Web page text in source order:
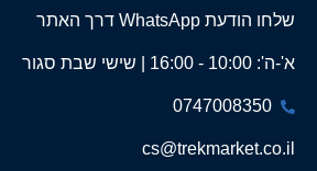
שלחו הודעת WhatsApp דרך האתר
א'-ה': 10:00 - 16:00 | שישי שבת סגור
0747008350
cs@trekmarket.co.il